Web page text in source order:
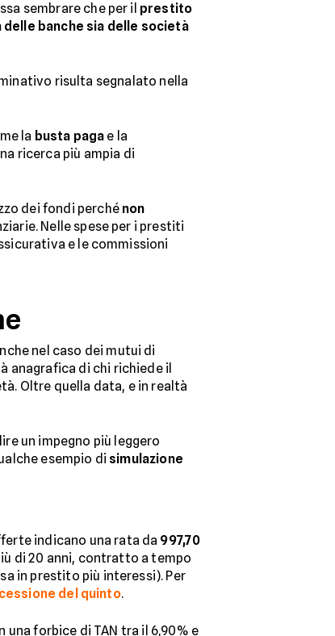
sembrare che per il prestito
delle banche sia delle società
risulta segnalato nella
la busta paga e la
ricerca più ampia di
dei fondi perché non
Nelle spese per i prestiti
e le commissioni
nel caso dei mutui di
anagrafica di chi richiede il
Oltre quella data, e in realtà
un impegno più leggero
esempio di simulazione
indicano una rata da 997,70
di 20 anni, contratto a tempo
in prestito più interessi). Per
cessione del quinto.
una forbice di TAN tra il 6,90% e